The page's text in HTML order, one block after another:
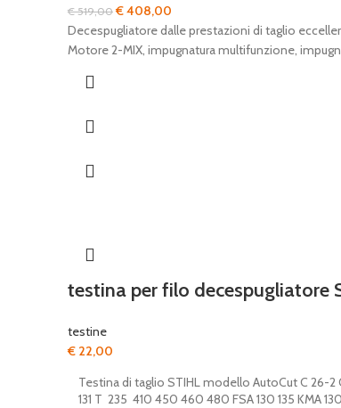
€519,00Il
prezzo
originale
€408,00
prezzo
attuale
Decespugliatore dalle prestazioni di taglio
Motore 2-MIX, impugnatura multifunzione,
testina per filo decespugliatore
testine
€ 22,00
Testina di taglio STIHL modello AutoCut C 26-2
131 T 235 410 450 460 480 FSA 130 135 KMA